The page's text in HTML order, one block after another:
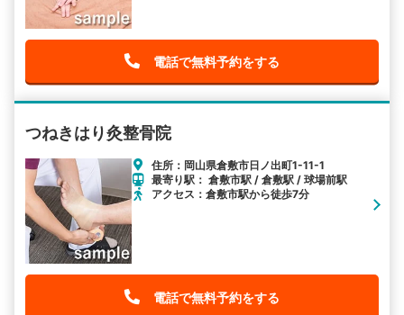
電話で無料予約をする
つねきはり灸整骨院
住所：岡山県倉敷市日ノ出町1-11-1
最寄り駅： 倉敷市駅 / 倉敷駅 / 球場前駅
アクセス：倉敷市駅から徒歩7分
電話で無料予約をする